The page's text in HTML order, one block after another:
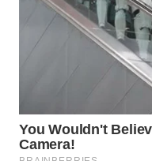
WN
SEMARANG
WN
BOROBUDUR